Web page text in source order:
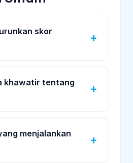
skor
khawatir tentang
menjalankan